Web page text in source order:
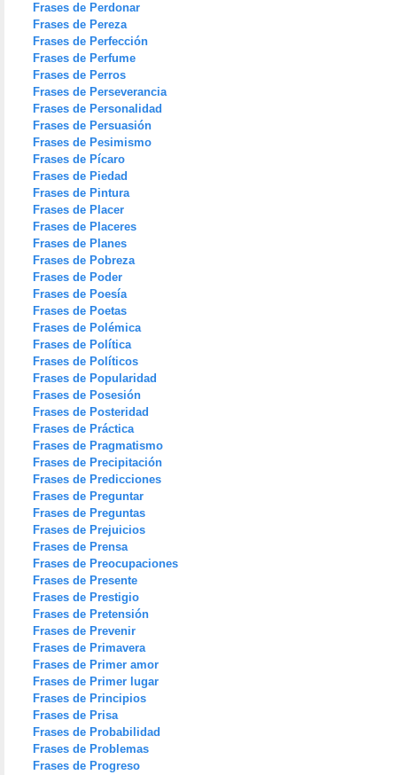
Frases de Perdonar
Frases de Pereza
Frases de Perfección
Frases de Perfume
Frases de Perros
Frases de Perseverancia
Frases de Personalidad
Frases de Persuasión
Frases de Pesimismo
Frases de Pícaro
Frases de Piedad
Frases de Pintura
Frases de Placer
Frases de Placeres
Frases de Planes
Frases de Pobreza
Frases de Poder
Frases de Poesía
Frases de Poetas
Frases de Polémica
Frases de Política
Frases de Políticos
Frases de Popularidad
Frases de Posesión
Frases de Posteridad
Frases de Práctica
Frases de Pragmatismo
Frases de Precipitación
Frases de Predicciones
Frases de Preguntar
Frases de Preguntas
Frases de Prejuicios
Frases de Prensa
Frases de Preocupaciones
Frases de Presente
Frases de Prestigio
Frases de Pretensión
Frases de Prevenir
Frases de Primavera
Frases de Primer amor
Frases de Primer lugar
Frases de Principios
Frases de Prisa
Frases de Probabilidad
Frases de Problemas
Frases de Progreso